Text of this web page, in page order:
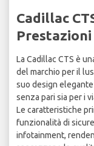
Cadillac
La Cadillac CTS è
del marchio per il
suo design
senza pari sia per i
Le caratteristiche
funzionalità di
infotainment,